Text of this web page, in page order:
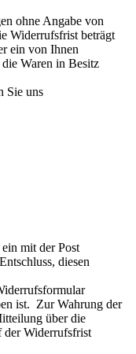
ohne Angabe von
Widerrufsfrist beträgt
ein von Ihnen
Waren in Besitz
Sie uns
mit der Post
diesen
ist. Zur Wahrung der
über die
der Widerrufsfrist